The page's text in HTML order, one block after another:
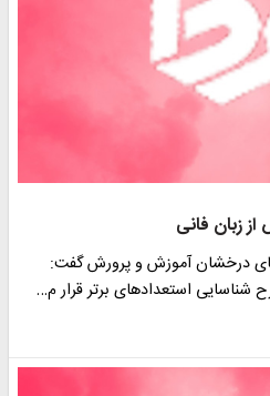
زبان فانی
درخشان آموزش و پرورش گفت: